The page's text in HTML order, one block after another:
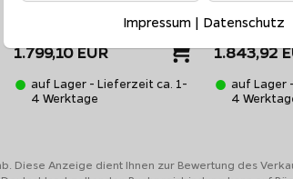
lassen den Independence völlig
die Möglichkeit zum freien Grillen, so
von Kerntemperatur bis hin zur
1.799,10 EUR
auf Lager - Lieferzeit ca. 1-
4 Werktage
Gussplatte &
1.843,92
auf Lager
4
Diese Anzeige dient Ihnen zur Bewertung des
Impressum | Datenschutz